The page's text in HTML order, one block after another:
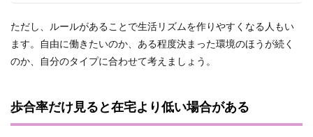
ただし、ルールがあることで生活リズムを作りやすくなる人もい
ます。自由に働きたいのか、ある程度決まった環境のほうが続く
のか、自分のタイプに合わせて考えましょう。
歩合率だけ見ると在宅より低い場合がある